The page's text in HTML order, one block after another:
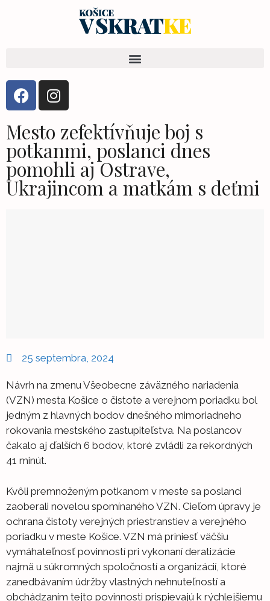
Mesto zefektívňuje boj s
potkanmi, poslanci dnes
pomohli aj Ostrave,
Ukrajincom a matkám s deťmi
25 septembra, 2024
Návrh na zmenu Všeobecne záväzného nariadenia
(VZN) mesta Košice o čistote a verejnom poriadku bol
jedným z hlavných bodov dnešného mimoriadneho
rokovania mestského zastupiteľstva. Na poslancov
čakalo aj ďalších 6 bodov, ktoré zvládli za rekordných
41 minút.
Kvôli premnoženým potkanom v meste sa poslanci
zaoberali novelou spomínaného VZN. Cieľom úpravy je
ochrana čistoty verejných priestranstiev a verejného
poriadku v meste Košice. VZN má priniesť väčšiu
vymáhateľnosť povinností pri vykonaní deratizácie
najmä u súkromných spoločností a organizácií, ktoré
zanedbávaním údržby vlastných nehnuteľností a
obchádzaním tejto povinnosti prispievajú k rýchlejšiemu